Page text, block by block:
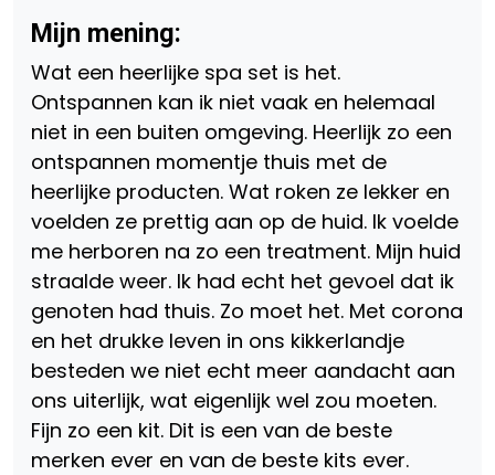
Mijn mening:
Wat een heerlijke spa set is het.
Ontspannen kan ik niet vaak en helemaal
niet in een buiten omgeving. Heerlijk zo een
ontspannen momentje thuis met de
heerlijke producten. Wat roken ze lekker en
voelden ze prettig aan op de huid. Ik voelde
me herboren na zo een treatment. Mijn huid
straalde weer. Ik had echt het gevoel dat ik
genoten had thuis. Zo moet het. Met corona
en het drukke leven in ons kikkerlandje
besteden we niet echt meer aandacht aan
ons uiterlijk, wat eigenlijk wel zou moeten.
Fijn zo een kit. Dit is een van de beste
merken ever en van de beste kits ever.